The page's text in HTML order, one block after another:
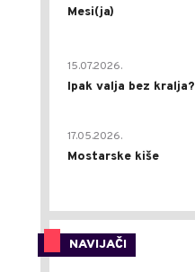
Mesi(ja)
15.07.2026.
Ipak valja bez kralja?
17.05.2026.
Mostarske kiše
NAVIJAČI